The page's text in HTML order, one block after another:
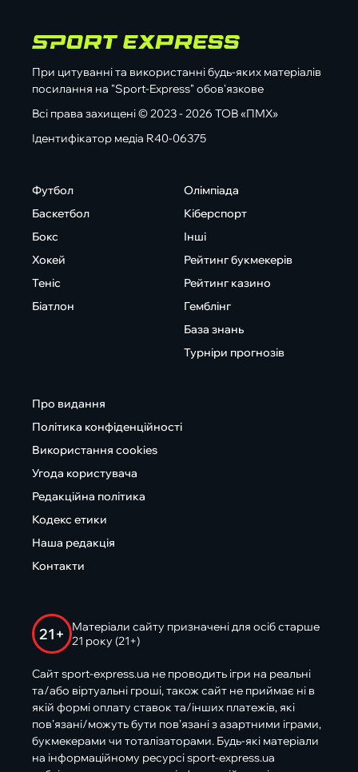
При цитуванні та використанні будь-яких матеріалів
посилання на "Sport-Express" обов'язкове
Всі права захищені © 2023 - 2026 ТОВ «ПМХ»
Ідентифікатор медіа R40-06375
Футбол
Баскетбол
Бокс
Хокей
Теніс
Біатлон
Олімпіада
Кіберспорт
Інші
Рейтинг букмекерів
Рейтинг казино
Гемблінг
База знань
Турніри прогнозів
Про видання
Політика конфіденційності
Використання cookies
Угода користувача
Редакційна політика
Кодекс етики
Наша редакція
Контакти
21+
Матеріали сайту призначені для осіб старше
21 року (21+)
Сайт sport-express.ua не проводить ігри на реальні
та/або віртуальні гроші, також сайт не приймає ні в
якій формі оплату ставок та/інших платежів, які
пов’язані/можуть бути пов’язані з азартними іграми,
букмекерами чи тоталізаторами. Будь-які матеріали
на інформаційному ресурсі sport-express.ua